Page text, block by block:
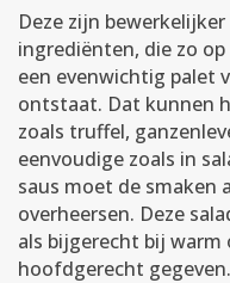
Deze zijn
ingrediënten, die zo
een evenwichtig palet
ontstaat. Dat kunnen
zoals truffel,
eenvoudige zoals in
saus moet de smaken
overheersen. Deze
als bijgerecht bij warm
hoofdgerecht